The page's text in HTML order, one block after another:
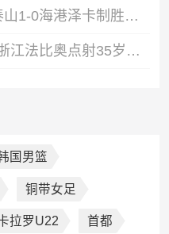
换帅后开门红！十人泰山1-0海港泽卡制胜于金永扑点海港三球被吹
近三轮首胜！国安2-1浙江法比奥点射35岁张稀哲制胜王钰栋送助攻
国男篮
铜带女足
拉罗U22 首都